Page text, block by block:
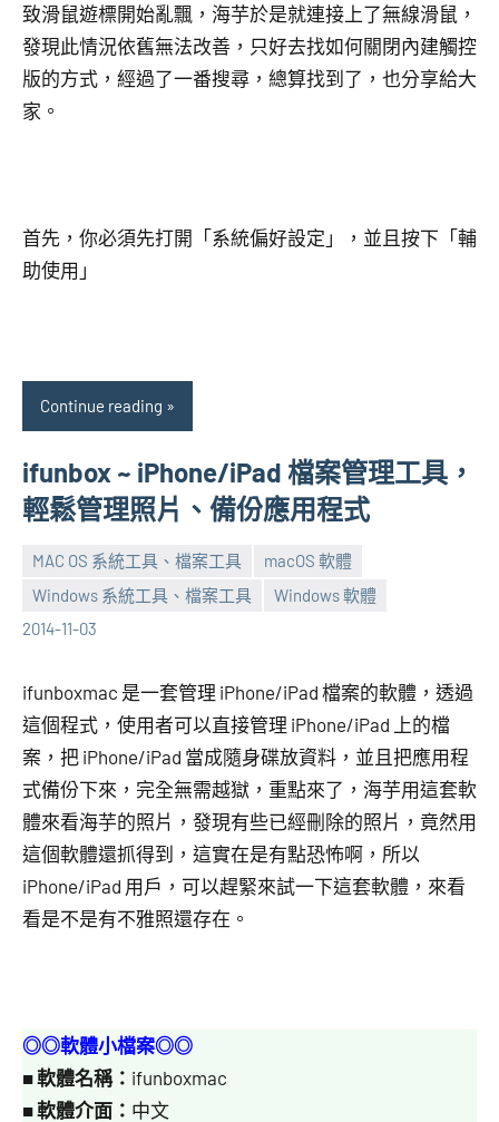
致滑鼠遊標開始亂飄，海芋於是就連接上了無線滑鼠，
發現此情況依舊無法改善，只好去找如何關閉內建觸控
版的方式，經過了一番搜尋，總算找到了，也分享給大
家。
首先，你必須先打開「系統偏好設定」，並且按下「輔
助使用」
Continue reading
ifunbox ~ iPhone/iPad 檔案管理工具，
輕鬆管理照片、備份應用程式
MAC OS 系統工具、檔案工具
macOS 軟體
Windows 系統工具、檔案工具
Windows 軟體
2014-11-03
張
海
No
comments
ifunboxmac 是一套管理 iPhone/iPad 檔案的軟體，透過
這個程式，使用者可以直接管理 iPhone/iPad 上的檔
案，把 iPhone/iPad 當成隨身碟放資料，並且把應用程
式備份下來，完全無需越獄，重點來了，海芋用這套軟
體來看海芋的照片，發現有些已經刪除的照片，竟然用
這個軟體還抓得到，這實在是有點恐怖啊，所以
iPhone/iPad 用戶，可以趕緊來試一下這套軟體，來看
看是不是有不雅照還存在。
◎◎軟體小檔案◎◎
■軟體名稱： ifunboxmac
■軟體介面： 中文